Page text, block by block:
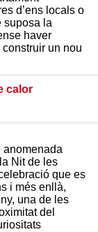
d’ens locals o
suposa la
haver
construir un nou
calor
anomenada
Nit de les
que es
i més enllà,
una de les
del